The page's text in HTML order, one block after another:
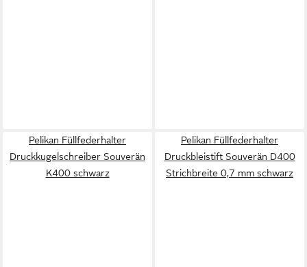
Pelikan Füllfederhalter
Druckkugelschreiber Souverän
K400 schwarz
Pelikan Füllfederhalter
Druckbleistift Souverän D400
Strichbreite 0,7 mm schwarz